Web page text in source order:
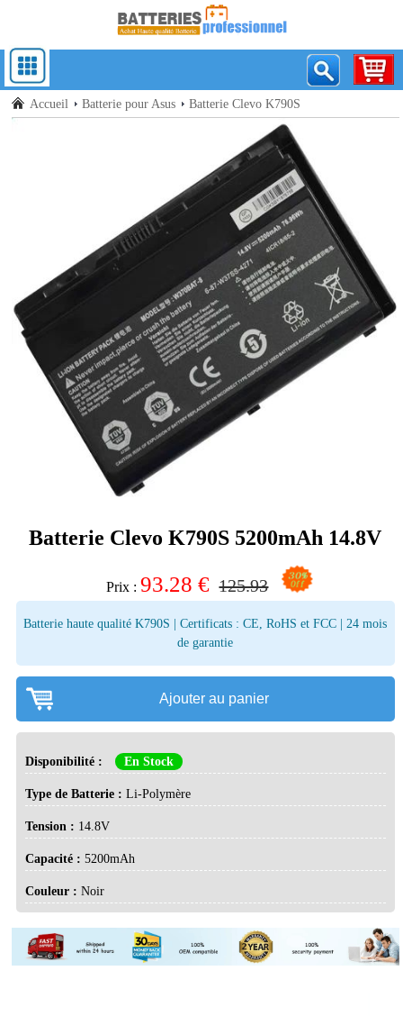
Accueil Batterie pour Asus Batterie Clevo K790S
Batterie Clevo K790S 5200mAh 14.8V
Prix :93.28€ 125.93
Batterie haute qualité K790S | Certificats : CE, RoHS et FCC | 24 mois
de garantie
Ajouter au panier
Disponibilité : En Stock
Type de Batterie :Li-Polymère
Tension : 14.8V
Capacité :5200mAh
Couleur :Noir